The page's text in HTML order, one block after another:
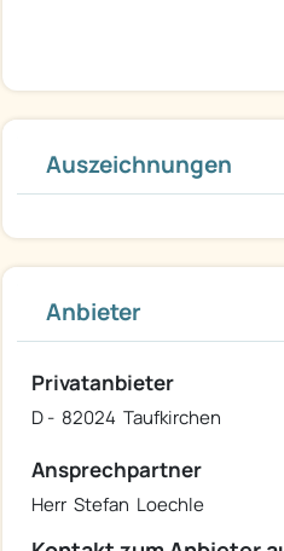
Auszeichnungen
Anbieter
Privatanbieter
D - 82024 Taufkirchen
Ansprechpartner
Herr Stefan Loechle